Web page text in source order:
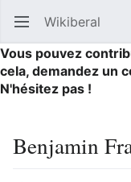
Ouvrir le menu principal Wikiberal
Vous pouvez
cela, demandez un
N'hésitez pas !
Benjamin